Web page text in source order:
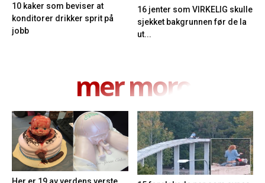
10 kaker som beviser at
konditorer drikker sprit på
jobb
16 jenter som VIRKELIG skulle
sjekket bakgrunnen før de la
ut...
mer moro